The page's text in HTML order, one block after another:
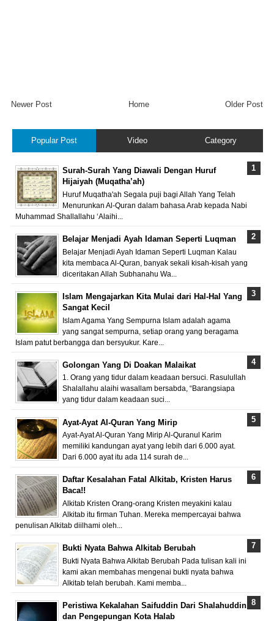
Newer Post Older Post
Home
Popular Post Video Category
Surah-Surah Yang Diawali Dengan Huruf
Hijaiyah (Muqatha’ah)
Huruf Muqatha'ah Segala puji bagi Allah Yang Telah
Menurunkan Al-Quran dalam bahasa Arab kepada Nabi
Muhammad Shallallahu ‘Alaihi...
Belajar Menjadi Ayah Idaman Seperti Luqman
Belajar Menjadi Ayah Idaman Seperti Luqman Kalau
kita membaca Al-Quran, banyak sekali kisah-kisah yang
diceritakan Allah Subhanahu Wa...
Islam Mengajarkan Kita Mulai dari Hal-Hal Yang
Sangat Kecil
Islam Agama Yang Sempurna Islam adalah agama
yang sangat sempurna, setiap orang yang beragama
Islam patut berbangga dan bersyukur. Kare...
Golongan Yang Di Doakan Malaikat
1. Orang yang tidur dalam keadaan bersuci. Rasulullah
Shalallahu alaihi wasallam bersabda, “Barangsiapa
yang tidur dalam keadaan suci...
Ayat-Ayat Al-Quran Yang Mirip
Ayat-Ayat Al-Quran Yang Mirip Al-Quranul Karim
memiliki kandungan ayat yang lebih dari 6.000 ayat.
Dari 6.000 ayat itu ada 114 surah de...
Daftar Kesalahan Fatal Alkitab, Kristen Harus
Baca!!
Alkitab Kristen Orang-orang Kristen meyakini kalau
Alkitab itu firman Tuhan. Mereka mempercayai bahwa
penulisan Alkitab diilhami oleh...
Bukti Nyata Bahwa Alkitab Berubah
Bukti Nyata Bahwa Alkitab Berubah Pada tulisan kali ini
kami akan membahas mengenai bukti nyata bahwa
Alkitab telah berubah. Kami memba...
Peristiwa Kekalahan Saifuddin Dari Shalahuddin
dan Pengepungan Kota Halab